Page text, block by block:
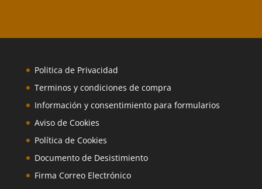
Politica de Privacidad
Terminos y condiciones de compra
Información y consentimiento para formularios
Aviso de Cookies
Política de Cookies
Documento de Desistimiento
Firma Correo Electrónico